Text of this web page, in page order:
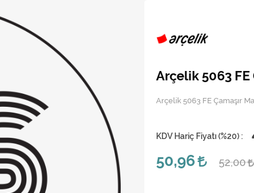
Arçelik 5063 FE
Arçelik 5063 FE Çamaşır
KDV Hariç Fiyatı (%20) :
50,96
52,00